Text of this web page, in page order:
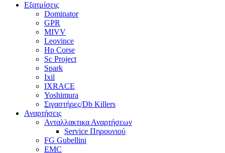
Εξατμίσεις
Dominator
GPR
MIVV
Leovince
Hp Corse
Sc Project
Spark
Ixil
IXRACE
Yoshimura
Σιγαστήρες/Db Killers
Αναρτήσεις
Ανταλλακτικα Αναρτήσεων
Service Πηρουνιού
FG Gubellini
EMC